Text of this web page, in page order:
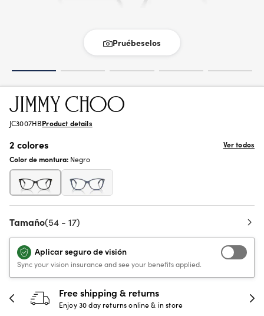
Pruébeselos
JC3007HBProduct details
2 colores
Ver todos
Color de montura: Negro
Tamaño(54 - 17)
Aplicar seguro de visión
Sync your vision insurance and see your benefits applied.
Free shipping & returns
Enjoy 30 day returns online & in store